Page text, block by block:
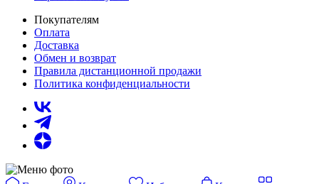
Покупателям
Оплата
Доставка
Обмен и возврат
Правила дистанционной продажи
Политика конфиденциальности